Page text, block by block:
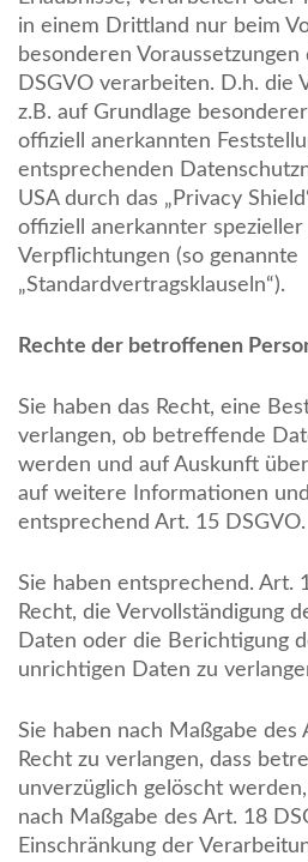
in einem Drittland nur beim
besonderen
DSGVO verarbeiten. D.h. die
z.B. auf Grundlage
offiziell anerkannten
entsprechenden
USA durch das „Privacy
offiziell anerkannter
Verpflichtungen (so genannte
„Standardvertragsklauseln“).
Rechte der betroffenen
Sie haben das Recht, eine
verlangen, ob betreffende
werden und auf Auskunft
auf weitere Informationen
entsprechend Art. 15 DSGVO.
Sie haben entsprechend. Art.
Recht, die Vervollständigung
Daten oder die Berichtigung
unrichtigen Daten zu
Sie haben nach Maßgabe des
Recht zu verlangen, dass
unverzüglich gelöscht
nach Maßgabe des Art. 18
Einschränkung der